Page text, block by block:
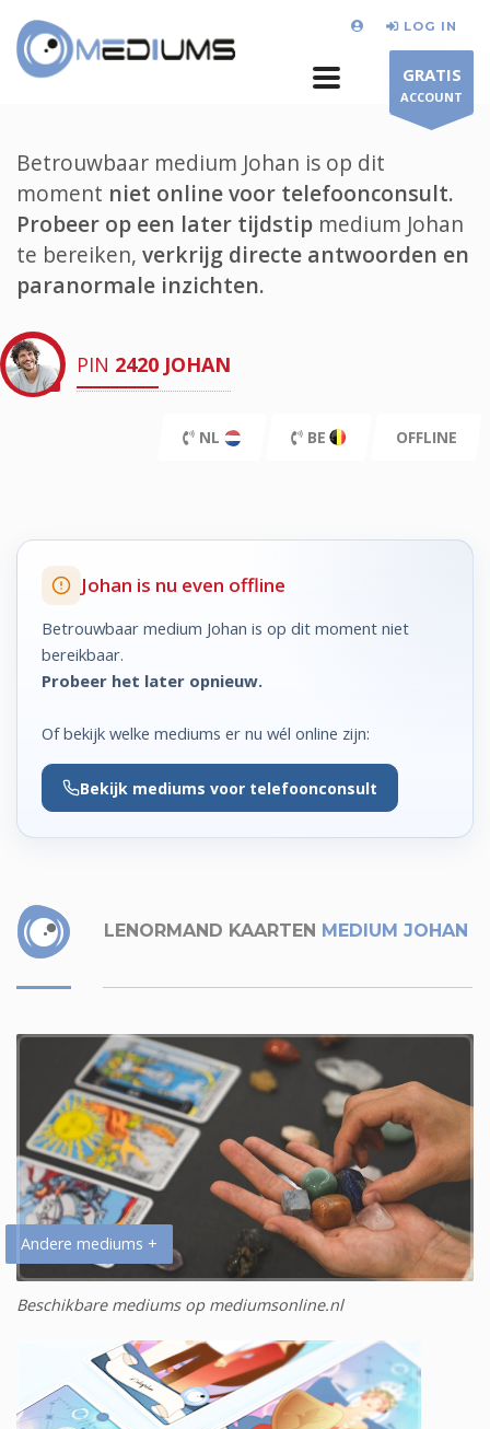
LOG IN
GRATIS
ACCOUNT
Betrouwbaar medium Johan is op dit
moment niet online voor telefoonconsult.
Probeer op een later tijdstip medium Johan
te bereiken, verkrijg directe antwoorden en
paranormale inzichten.
PIN 2420 JOHAN
NL BE OFFLINE
Johan is nu even offline
Betrouwbaar medium Johan is op dit moment niet
bereikbaar.
Probeer het later opnieuw.
Of bekijk welke mediums er nu wél online zijn:
Bekijk mediums voor telefoonconsult
LENORMAND KAARTEN MEDIUM JOHAN
Andere mediums +
Beschikbare mediums op mediumsonline.nl